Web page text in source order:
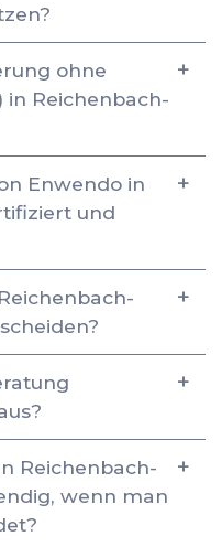
ohne
in Reichenbach-
Enwendo in
und
Reichenbach-
wenn man